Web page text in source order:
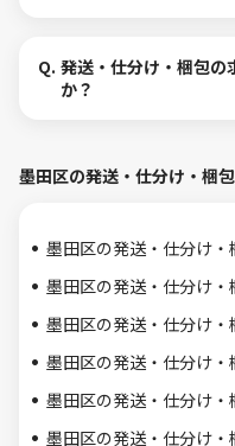
Q. 発送・仕分け・梱包の
か？
墨田区の発送・仕分け・梱
墨田区の発送・仕分け・
墨田区の発送・仕分け・
墨田区の発送・仕分け・
墨田区の発送・仕分け・
墨田区の発送・仕分け・
墨田区の発送・仕分け・